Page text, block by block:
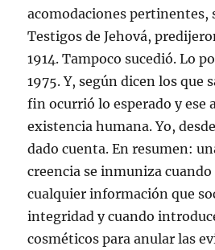
acomodaciones pertinentes,
Testigos de Jehová,
1914. Tampoco sucedió. Lo
1975. Y, según dicen los que
fin ocurrió lo esperado y ese
existencia humana. Yo,
dado cuenta. En resumen:
creencia se inmuniza cuando
cualquier información que
integridad y cuando
cosméticos para anular las